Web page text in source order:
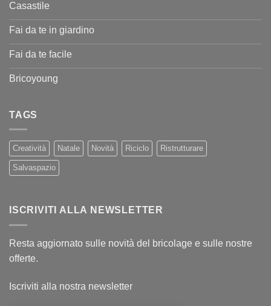
Casastile
Fai da te in giardino
Fai da te facile
Bricoyoung
TAGS
Creatività Natale Novità Riciclo Ristrutturare
Salvaspazio
ISCRIVITI ALLA NEWSLETTER
Resta aggiornato sulle novità del bricolage e sulle nostre
offerte.
Iscriviti alla nostra newsletter